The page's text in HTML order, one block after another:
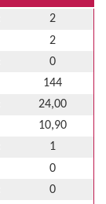
2
2
0
144
24,00
10,90
1
0
0